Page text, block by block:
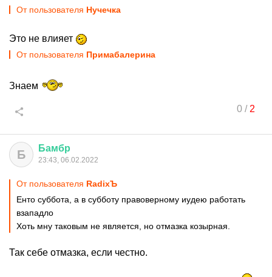
От пользователя Нучечка
Это не влияет
От пользователя Примaбaлерина
Знаем
0/ 2
Б Бамбр
23:43, 06.02.2022
От пользователя RadixЪ
Енто суббота, а в субботу правоверному иудею работать
взападло
Хоть мну таковым не является, но отмазка козырная.
Так себе отмазка, если честно.